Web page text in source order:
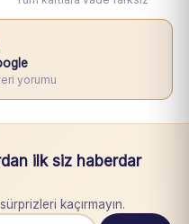
yorumu
ilk siz haberdar
kaçırmayın.